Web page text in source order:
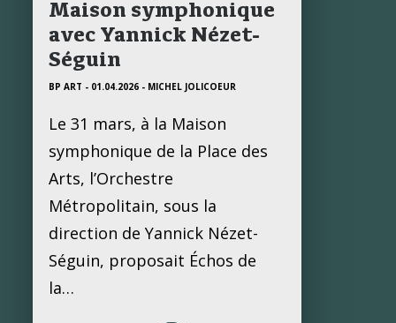
Maison symphonique
avec Yannick Nézet-
Séguin
BP ART - 01.04.2026 - MICHEL JOLICOEUR
Le 31 mars, à la Maison
symphonique de la Place des
Arts, l’Orchestre
Métropolitain, sous la
direction de Yannick Nézet-
Séguin, proposait Échos de
la…